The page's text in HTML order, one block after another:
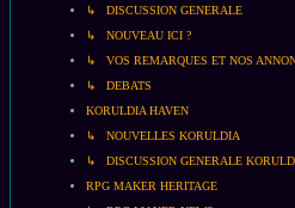
↳ DISCUSSION GENERALE
↳ NOUVEAU ICI ?
↳ VOS REMARQUES ET NOS
↳ DEBATS
KORULDIA HAVEN
↳ NOUVELLES KORULDIA
↳ DISCUSSION GENERALE
RPG MAKER HERITAGE